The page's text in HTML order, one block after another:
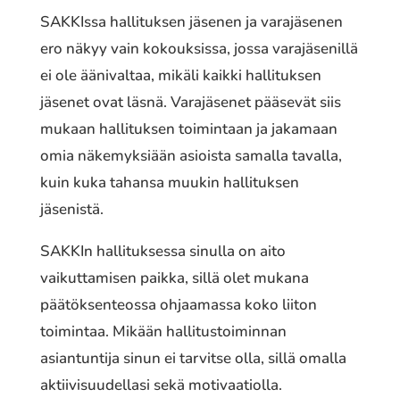
SAKKIssa hallituksen jäsenen ja varajäsenen
ero näkyy vain kokouksissa, jossa varajäsenillä
ei ole äänivaltaa, mikäli kaikki hallituksen
jäsenet ovat läsnä. Varajäsenet pääsevät siis
mukaan hallituksen toimintaan ja jakamaan
omia näkemyksiään asioista samalla tavalla,
kuin kuka tahansa muukin hallituksen
jäsenistä.
SAKKIn hallituksessa sinulla on aito
vaikuttamisen paikka, sillä olet mukana
päätöksenteossa ohjaamassa koko liiton
toimintaa. Mikään hallitustoiminnan
asiantuntija sinun ei tarvitse olla, sillä omalla
aktiivisuudellasi sekä motivaatiolla.